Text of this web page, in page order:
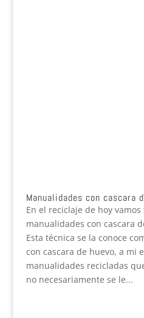
Manualidades con cascara
En el reciclaje de hoy
manualidades con cascara
Esta técnica se la conoce
con cascara de huevo, a mi
manualidades recicladas
no necesariamente se le...